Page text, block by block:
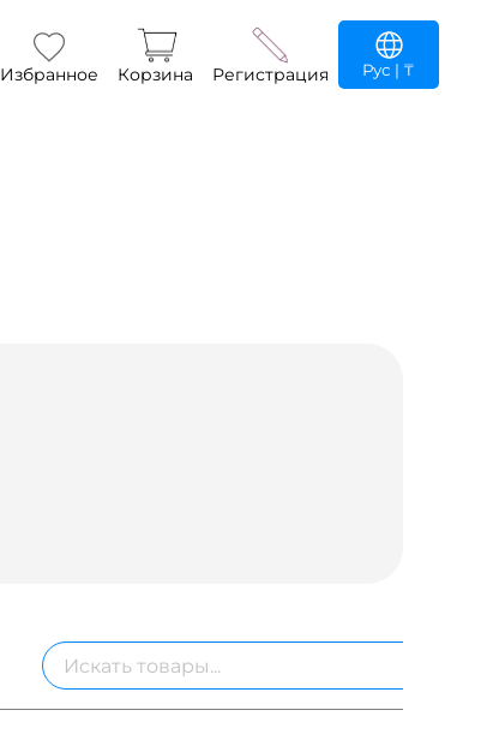
Избранное Корзина Регистрация Рус | ₸